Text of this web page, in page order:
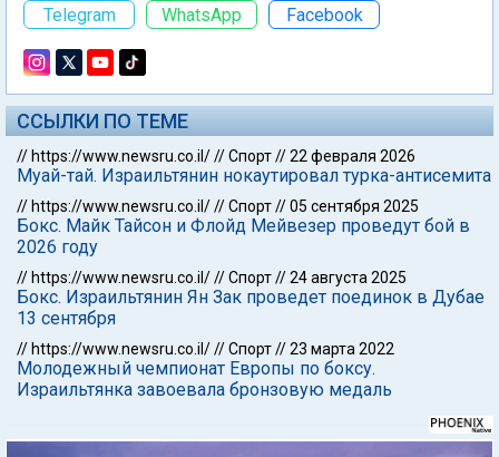
Telegram WhatsApp Facebook
ССЫЛКИ ПО ТЕМЕ
// https://www.newsru.co.il///Спорт//22 февраля 2026
Муай-тай. Израильтянин нокаутировал турка-антисемита
// https://www.newsru.co.il///Спорт//05 сентября 2025
Бокс. Майк Тайсон и Флойд Мейвезер проведут бой в
2026 году
// https://www.newsru.co.il///Спорт//24 августа 2025
Бокс. Израильтянин Ян Зак проведет поединок в Дубае
13 сентября
// https://www.newsru.co.il///Спорт//23 марта 2022
Молодежный чемпионат Европы по боксу.
Израильтянка завоевала бронзовую медаль